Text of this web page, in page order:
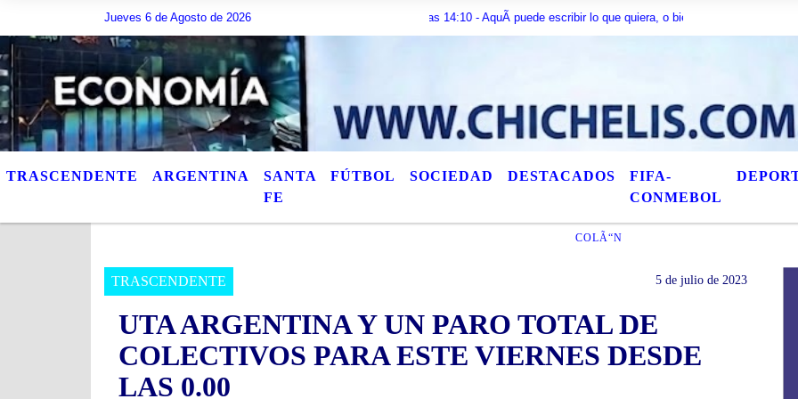
Jueves 6 de Agosto de 2026
Hoy es Jueves 6 de Agosto de 2026 y son las 14:10 - AquÃ­ puede escribir lo que quiera, o bien puede mostrar los
TRASCENDENTE ARGENTINA
SANTA
FE
FÚTBOL SOCIEDAD DESTACADOS
FIFA-
CONMEBOL
COLÃ“N
TRASCENDENTE 5 de julio de 2023
UTA ARGENTINA Y UN PARO TOTAL DE
COLECTIVOS PARA ESTE VIERNES DESDE
LAS 0.00